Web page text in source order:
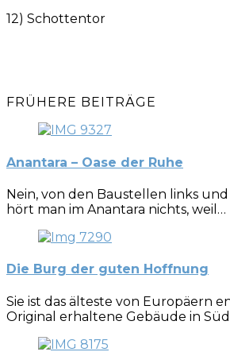
12) Schottentor
FRÜHERE BEITRÄGE
Anantara – Oase der Ruhe
Nein, von den Baustellen links
hört man im Anantara nichts, weil…
Die Burg der guten Hoffnung
Sie ist das älteste von Europäern
Original erhaltene Gebäude in